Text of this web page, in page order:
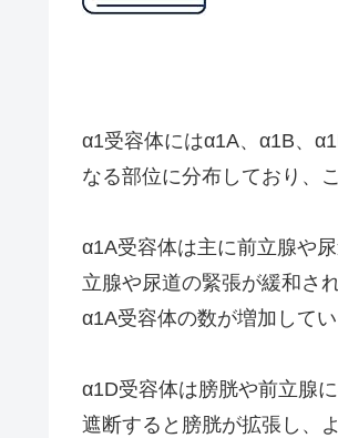
α1受容体にはα1A、α1B、
なる部位に分布しており、
α1A受容体は主に前立腺や
立腺や尿道の緊張が緩和され
α1A受容体の数が増加して
α1D受容体は膀胱や前立腺
遮断すると膀胱が拡張し、